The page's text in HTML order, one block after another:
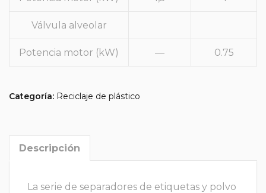
Válvula alveolar
Potencia motor (kW) — 0.75
Categoría: Reciclaje de plástico
Descripción
La serie de separadores de etiquetas y polvo